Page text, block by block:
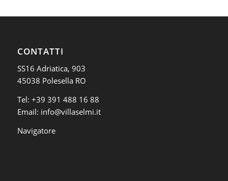
CONTATTI
SS16 Adriatica, 903
45038 Polesella RO
Tel: +39 391 488 16 88
Email: info@villaselmi.it
Navigatore